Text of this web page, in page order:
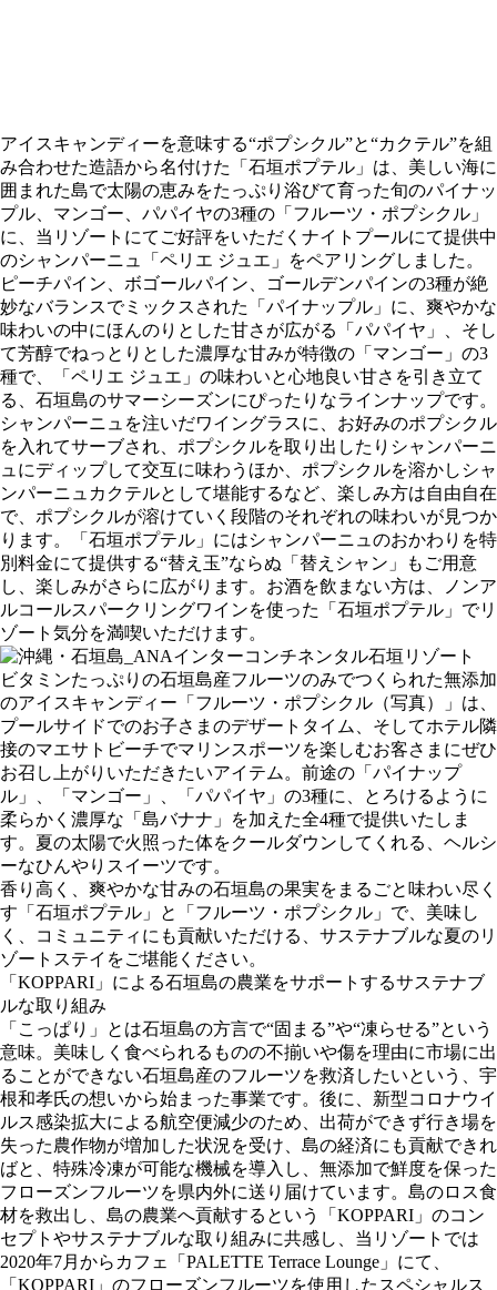
アイスキャンディーを意味する“ポプシクル”と“カクテル”を組
み合わせた造語から名付けた「石垣ポプテル」は、美しい海に
囲まれた島で太陽の恵みをたっぷり浴びて育った旬のパイナッ
プル、マンゴー、パパイヤの3種の「フルーツ・ポプシクル」
に、当リゾートにてご好評をいただくナイトプールにて提供中
のシャンパーニュ「ペリエ ジュエ」をペアリングしました。
ピーチパイン、ボゴールパイン、ゴールデンパインの3種が絶
妙なバランスでミックスされた「パイナップル」に、爽やかな
味わいの中にほんのりとした甘さが広がる「パパイヤ」、そし
て芳醇でねっとりとした濃厚な甘みが特徴の「マンゴー」の3
種で、「ペリエ ジュエ」の味わいと心地良い甘さを引き立て
る、石垣島のサマーシーズンにぴったりなラインナップです。
シャンパーニュを注いだワイングラスに、お好みのポプシクル
を入れてサーブされ、ポプシクルを取り出したりシャンパーニ
ュにディップして交互に味わうほか、ポプシクルを溶かしシャ
ンパーニュカクテルとして堪能するなど、楽しみ方は自由自在
で、ポプシクルが溶けていく段階のそれぞれの味わいが見つか
ります。「石垣ポプテル」にはシャンパーニュのおかわりを特
別料金にて提供する“替え玉”ならぬ「替えシャン」もご用意
し、楽しみがさらに広がります。お酒を飲まない方は、ノンア
ルコールスパークリングワインを使った「石垣ポプテル」でリ
ゾート気分を満喫いただけます。
ビタミンたっぷりの石垣島産フルーツのみでつくられた無添加
のアイスキャンディー「フルーツ・ポプシクル（写真）」は、
プールサイドでのお子さまのデザートタイム、そしてホテル隣
接のマエサトビーチでマリンスポーツを楽しむお客さまにぜひ
お召し上がりいただきたいアイテム。前途の「パイナップ
ル」、「マンゴー」、「パパイヤ」の3種に、とろけるように
柔らかく濃厚な「島バナナ」を加えた全4種で提供いたしま
す。夏の太陽で火照った体をクールダウンしてくれる、ヘルシ
ーなひんやりスイーツです。
香り高く、爽やかな甘みの石垣島の果実をまるごと味わい尽く
す「石垣ポプテル」と「フルーツ・ポプシクル」で、美味し
く、コミュニティにも貢献いただける、サステナブルな夏のリ
ゾートステイをご堪能ください。
「KOPPARI」による石垣島の農業をサポートするサステナブ
ルな取り組み
「こっぱり」とは石垣島の方言で“固まる”や“凍らせる”という
意味。美味しく食べられるものの不揃いや傷を理由に市場に出
ることができない石垣島産のフルーツを救済したいという、宇
根和孝氏の想いから始まった事業です。後に、新型コロナウイ
ルス感染拡大による航空便減少のため、出荷ができず行き場を
失った農作物が増加した状況を受け、島の経済にも貢献できれ
ばと、特殊冷凍が可能な機械を導入し、無添加で鮮度を保った
フローズンフルーツを県内外に送り届けています。島のロス食
材を救出し、島の農業へ貢献するという「KOPPARI」のコン
セプトやサステナブルな取り組みに共感し、当リゾートでは
2020年7月からカフェ「PALETTE Terrace Lounge」にて、
「KOPPARI」のフローズンフルーツを使用したスペシャルス